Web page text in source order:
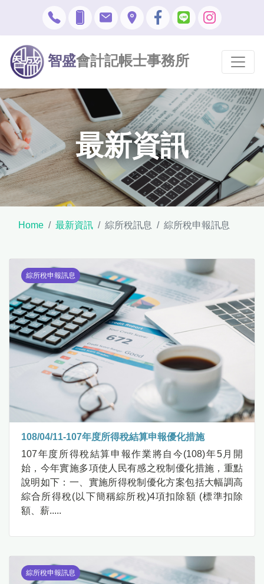
智盛會計記帳士事務所
最新資訊
Home 最新資訊 綜所稅訊息 綜所稅申報訊息
綜所稅申報訊息
108/04/11-107年度所得稅結算申報優化措施
107年度所得稅結算申報作業將自今(108)年5月開
始，今年實施多項使人民有感之稅制優化措施，重點
說明如下：一、實施所得稅制優化方案包括大幅調高
綜合所得稅(以下簡稱綜所稅)4項扣除額 (標準扣除
額、薪.....
綜所稅申報訊息